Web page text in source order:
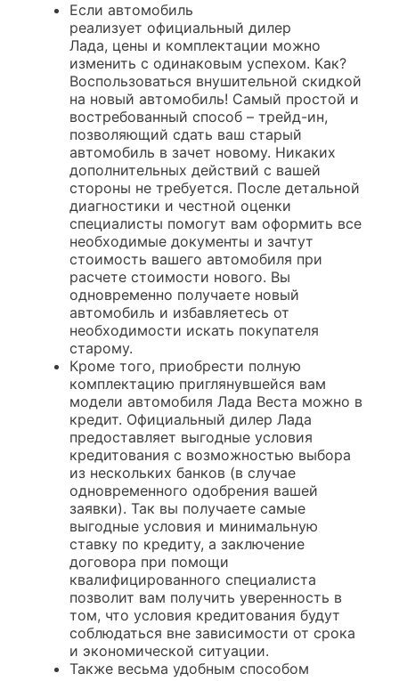
Если автомобиль
реализует официальный дилер
Лада, цены и комплектации можно
изменить с одинаковым успехом. Как?
Воспользоваться внушительной скидкой
на новый автомобиль! Самый простой и
востребованный способ – трейд-ин,
позволяющий сдать ваш старый
автомобиль в зачет новому. Никаких
дополнительных действий с вашей
стороны не требуется. После детальной
диагностики и честной оценки
специалисты помогут вам оформить все
необходимые документы и зачтут
стоимость вашего автомобиля при
расчете стоимости нового. Вы
одновременно получаете новый
автомобиль и избавляетесь от
необходимости искать покупателя
старому.
Кроме того, приобрести полную
комплектацию приглянувшейся вам
модели автомобиля Лада Веста можно в
кредит. Официальный дилер Лада
предоставляет выгодные условия
кредитования с возможностью выбора
из нескольких банков (в случае
одновременного одобрения вашей
заявки). Так вы получаете самые
выгодные условия и минимальную
ставку по кредиту, а заключение
договора при помощи
квалифицированного специалиста
позволит вам получить уверенность в
том, что условия кредитования будут
соблюдаться вне зависимости от срока
и экономической ситуации.
Также весьма удобным способом